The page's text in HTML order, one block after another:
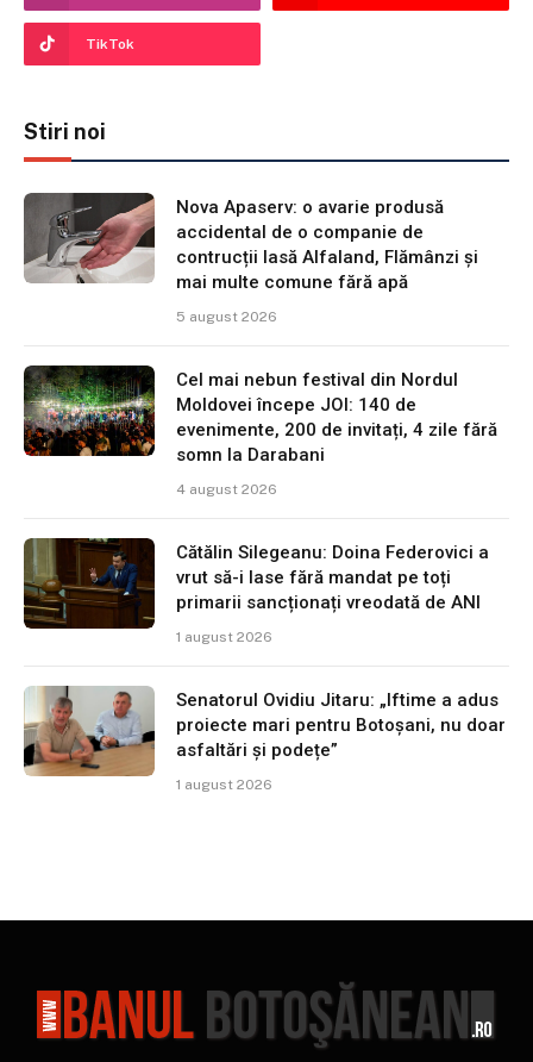
TikTok
Stiri noi
Nova Apaserv: o avarie produsă
accidental de o companie de
contrucții lasă Alfaland, Flămânzi și
mai multe comune fără apă
5 august 2026
Cel mai nebun festival din Nordul
Moldovei începe JOI: 140 de
evenimente, 200 de invitați, 4 zile fără
somn la Darabani
4 august 2026
Cătălin Silegeanu: Doina Federovici a
vrut să-i lase fără mandat pe toți
primarii sancționați vreodată de ANI
1 august 2026
Senatorul Ovidiu Jitaru: „Iftime a adus
proiecte mari pentru Botoșani, nu doar
asfaltări și podețe”
1 august 2026